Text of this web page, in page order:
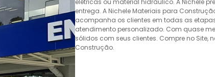
elétricas ou material hidráulico. A Nichele
entrega. A Nichele Materiais para
acompanha os clientes em todas as
atendimento personalizado. Com quase
sólidos com seus clientes. Compre no Site,
Construção.